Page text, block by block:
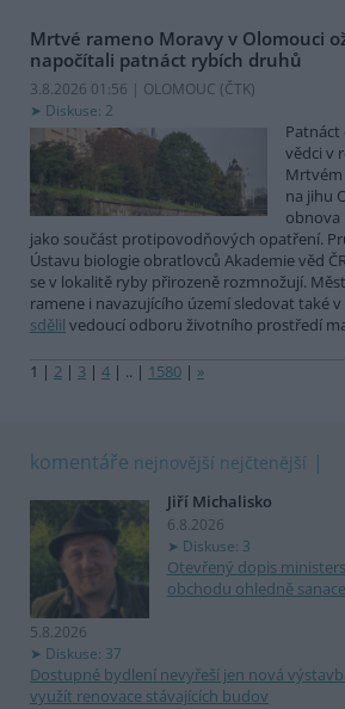
Mrtvé rameno Moravy v Olomouci
napočítali patnáct rybích druhů
3.8.2026 01:56 | OLOMOUC (ČTK)
Diskuse: 2
vědci v
na jihu
obnova
jako součást protipovodňových opatření.
Ústavu biologie obratlovců Akademie věd
se v lokalitě ryby přirozeně rozmnožují.
ramene i navazujícího území sledovat také v
sdělil vedoucí odboru životního prostředí
1 | 2 | 3 | 4 | .. | 1580 | »
komentáře nejnovější nejčtenější
Jiří Michalisko
6.8.2026
Diskuse: 3
Otevřený dopis
obchodu ohledně
5.8.2026
Diskuse: 37
Dostupné bydlení nevyřeší jen nová
využít renovace stávajících budov